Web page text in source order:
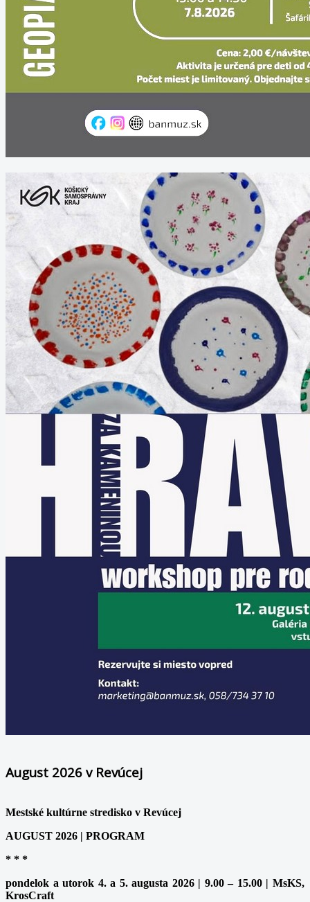
August 2026 v Revúcej
Mestské kultúrne stredisko v Revúcej
AUGUST 2026 | PROGRAM
* * *
pondelok a utorok 4. a 5. augusta 2026 | 9.00 – 15.00 | MsKS,
KrosCraft